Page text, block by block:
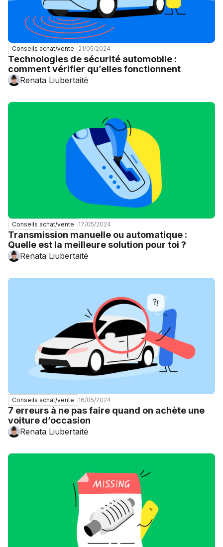
Conseils achat/vente 21/05/2024
Technologies de sécurité automobile :
comment vérifier qu’elles fonctionnent
Renata Liubertaitė
Conseils achat/vente 17/05/2024
Transmission manuelle ou automatique :
Quelle est la meilleure solution pour toi ?
Renata Liubertaitė
Conseils achat/vente 16/05/2024
7 erreurs à ne pas faire quand on achète une
voiture d’occasion
Renata Liubertaitė